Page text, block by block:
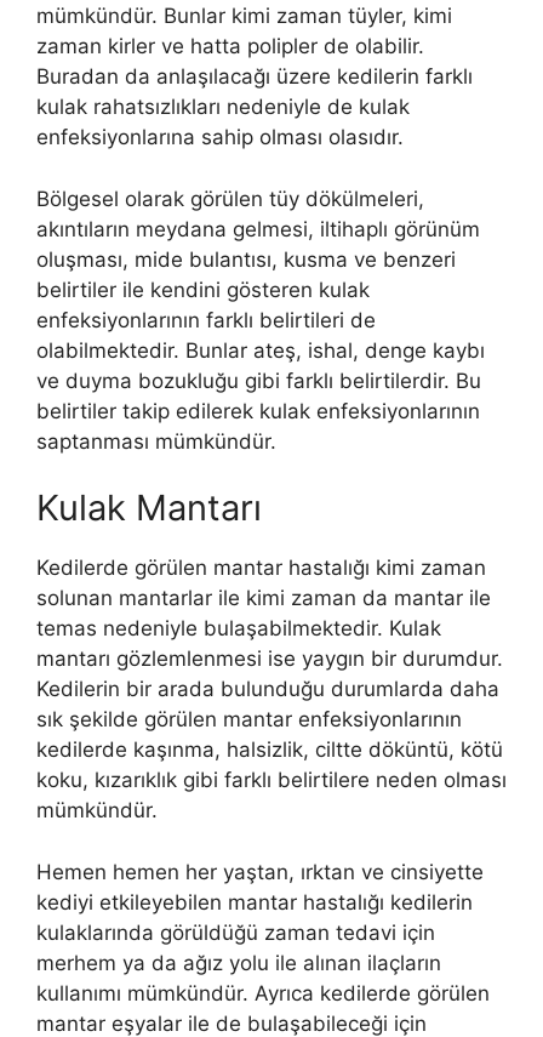
mümkündür. Bunlar kimi zaman tüyler, kimi
zaman kirler ve hatta polipler de olabilir.
Buradan da anlaşılacağı üzere kedilerin farklı
kulak rahatsızlıkları nedeniyle de kulak
enfeksiyonlarına sahip olması olasıdır.
Bölgesel olarak görülen tüy dökülmeleri,
akıntıların meydana gelmesi, iltihaplı görünüm
oluşması, mide bulantısı, kusma ve benzeri
belirtiler ile kendini gösteren kulak
enfeksiyonlarının farklı belirtileri de
olabilmektedir. Bunlar ateş, ishal, denge kaybı
ve duyma bozukluğu gibi farklı belirtilerdir. Bu
belirtiler takip edilerek kulak enfeksiyonlarının
saptanması mümkündür.
Kulak Mantarı
Kedilerde görülen mantar hastalığı kimi zaman
solunan mantarlar ile kimi zaman da mantar ile
temas nedeniyle bulaşabilmektedir. Kulak
mantarı gözlemlenmesi ise yaygın bir durumdur.
Kedilerin bir arada bulunduğu durumlarda daha
sık şekilde görülen mantar enfeksiyonlarının
kedilerde kaşınma, halsizlik, ciltte döküntü, kötü
koku, kızarıklık gibi farklı belirtilere neden olması
mümkündür.
Hemen hemen her yaştan, ırktan ve cinsiyette
kediyi etkileyebilen mantar hastalığı kedilerin
kulaklarında görüldüğü zaman tedavi için
merhem ya da ağız yolu ile alınan ilaçların
kullanımı mümkündür. Ayrıca kedilerde görülen
mantar eşyalar ile de bulaşabileceği için